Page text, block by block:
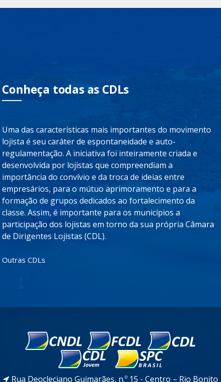
Conheça todas as CDLs
Uma das características mais importantes do movimento
lojista é seu caráter de espontaneidade e auto-
regulamentação. A iniciativa foi inteiramente criada e
desenvolvida por lojistas que compreendiam a
importância do convívio e da troca de ideias entre
empresários, para o mútuo aprimoramento e para a
formação de grupos dedicados ao fortalecimento da
classe. Assim, é importante para os municípios a
participação dos lojistas em torno da sua própria Câmara
de Dirigentes Lojistas (CDL).
Outras CDLs
Rua Deocleciano Guimarães, n.º 15 - Centro – Rio Bonito